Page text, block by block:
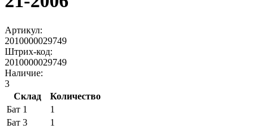
Артикул:
2010000029749
Штрих-код:
2010000029749
Наличие:
3
Склад
Количество
Бат 1
1
Бат 3
1